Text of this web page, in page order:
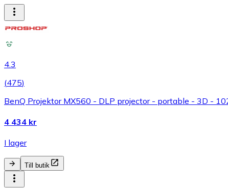
4.3
(475)
BenQ Projektor MX560 - DLP projector - portable - 3D -
4 434 kr
I lager
Till butik